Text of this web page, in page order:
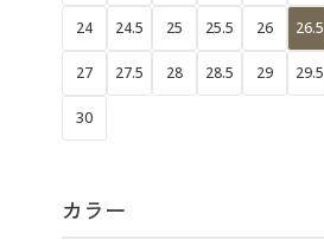
24 24.5 25 25.5 26 26.5
27 27.5 28 28.5 29 29.5
30
カラー